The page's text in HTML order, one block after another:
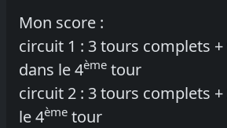
Mon score :
circuit 1 : 3 tours complets
dans le 4ème tour
circuit 2 : 3 tours complets
le 4ème tour